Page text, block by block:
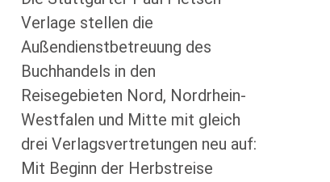
Verlage stellen die
Außendienstbetreuung des
Buchhandels in den
Reisegebieten Nord, Nordrhein-
Westfalen und Mitte mit gleich
drei Verlagsvertretungen neu auf:
Mit Beginn der Herbstreise